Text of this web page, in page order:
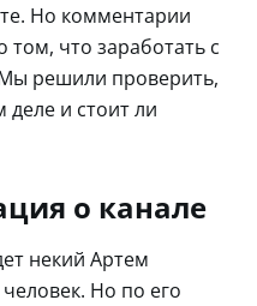
Но комментарии
том, что заработать с
решили проверить,
деле и стоит ли
о канале
некий Артем
Но по его